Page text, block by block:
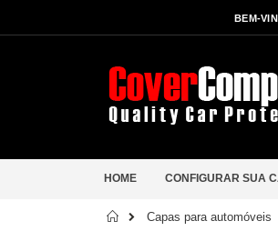
BEM-
HOME CONFIGURAR SUA
InícioCapas para automóveis